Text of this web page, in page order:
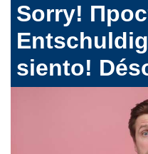
Sorry!
siento!